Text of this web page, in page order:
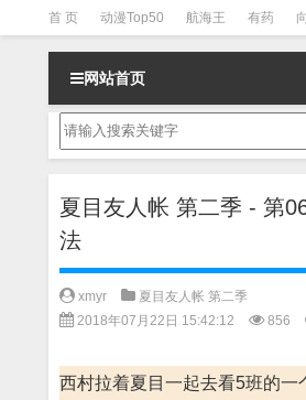
首 页 动漫Top50 航海王 有药
斗罗3 火影 一拳超人 柯南 阴阳
网站首页
夏目友人帐 第二季 - 第
法
xmyr
夏目友人帐 第二季
2018年07月22日 15:42:12
856
西村拉着夏目一起去看5班的一